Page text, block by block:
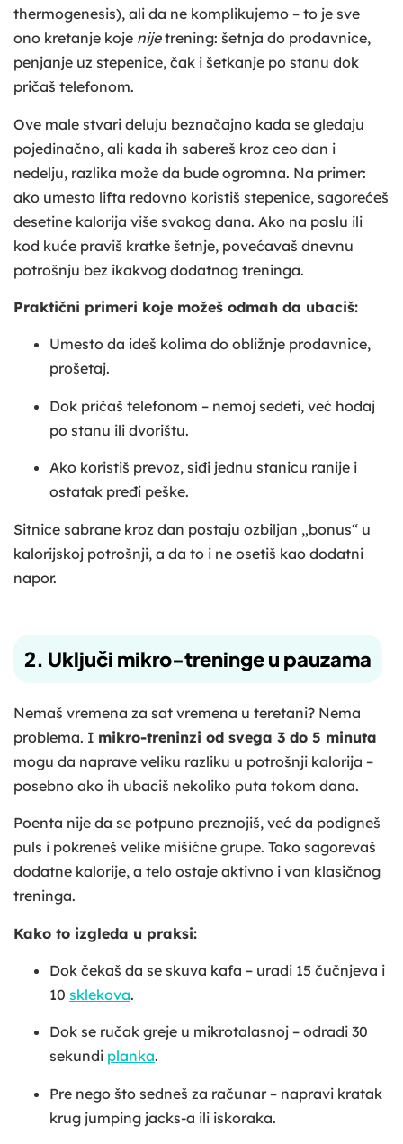
thermogenesis), ali da ne komplikujemo – to je sve
ono kretanje koje nijetrening: šetnja do prodavnice,
penjanje uz stepenice, čak i šetkanje po stanu dok
pričaš telefonom.
Ove male stvari deluju beznačajno kada se gledaju
pojedinačno, ali kada ih sabereš kroz ceo dan i
nedelju, razlika može da bude ogromna. Na primer:
ako umesto lifta redovno koristiš stepenice, sagorećeš
desetine kalorija više svakog dana. Ako na poslu ili
kod kuće praviš kratke šetnje, povećavaš dnevnu
potrošnju bez ikakvog dodatnog treninga.
Praktični primeri koje možeš odmah da ubaciš:
Umesto da ideš kolima do obližnje prodavnice,
prošetaj.
Dok pričaš telefonom – nemoj sedeti, već hodaj
po stanu ili dvorištu.
Ako koristiš prevoz, siđi jednu stanicu ranije i
ostatak pređi peške.
Sitnice sabrane kroz dan postaju ozbiljan „bonus“ u
kalorijskoj potrošnji, a da to i ne osetiš kao dodatni
napor.
2. Uključi mikro-treninge u pauzama
Nemaš vremena za sat vremena u teretani? Nema
problema. I mikro-treninzi od svega 3 do 5 minuta
mogu da naprave veliku razliku u potrošnji kalorija –
posebno ako ih ubaciš nekoliko puta tokom dana.
Poenta nije da se potpuno preznojiš, već da podigneš
puls i pokreneš velike mišićne grupe. Tako sagorevaš
dodatne kalorije, a telo ostaje aktivno i van klasičnog
treninga.
Kako to izgleda u praksi:
Dok čekaš da se skuva kafa – uradi 15 čučnjeva i
10 sklekova.
Dok se ručak greje u mikrotalasnoj – odradi 30
sekundi planka.
Pre nego što sedneš za računar – napravi kratak
krug jumping jacks-a ili iskoraka.